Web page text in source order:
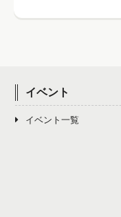
イベント
イベント一覧